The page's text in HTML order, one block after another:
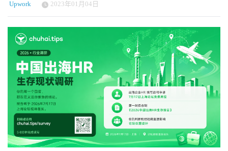
具转向生成式人工智能应用和服务，搜索活动发生了越来越多的转
二季度与 2023 年第一季度相比）： 人工智能内容创建 Gradio Azure
OpenAI 卷积神经网络 大型语言模型 (LLM) 生成式人工智能 人工智
能聊天机器人 中途岛 提示工程 PyTorch 尽管在不断增长的搜索列表
中仍然存在单一的生成式人工智能工具，但预计，随着企业从最初
将生成式人工智能理解为单一工具（如 ChatGPT 的同义词）到深入
理解生成式人工智能的无数用例和复杂性，以及实现技术优势所需
的人才和工作类型，向生成式人工智能应用和服务转变的趋势和转
变将持续下去。 具备生成式人工智能技能的独立人才不断增加 2023
年上半年，Upwork发现在平台上，拥有人工智能生成技能的独立人
才越来越多。仅去年一年，Upwork 上的独立人才就完成了 2 万多个
涉及人工智能工作的项目。 正如大趋势所显示的那样，在 2023 年第
一季度，人们对 ChatGPT 的兴趣呈指数级增长；然而，直到 2023
联系起来。通过这样的战略合作伙伴关系，我们的目标是使Upwork
成为人工智能相关人才和工作的卓越目的地。" "我们的目标是让我
们的模型对每个人都有用和有益，我们致力于帮助人们了解我们的
技术如何影响关键工作，"OpenAI 销售主管 Aliisa Rosenthal 说。"为
客户提供像Upwork这样值得信赖的高技能全球人才来源，有助于确
保人工智能模型得到负责任的部署和管理。" "从小型初创企业到一
些全球最大的企业，都在求助于独立专家来创建新的解决方案并拓
展业务，"参与 Upwork 上 OpenAI 专家项目的独立人工智能和机器
学习专家 Boris Spiegl 说。"在我的职业生涯中，我已经为项目创造
了数百万美元的价值，我非常期待与OpenAI客户合作，通过应用这
些令人兴奋的新技术来实现更高的投资回报率，从而迎接下一个巨
大的挑战。" Upwork最近宣布推出由OpenAI技术驱动的新测试版功
12月31日收盘，则跌去了近一半的市值，当然也有日元的因素。· 相
较2022年度最失意的莫过于自由职业者平台Upwork 和Fiverr ，相较
年初跌去了70%和75%。· 中国入榜的BOSS直聘 2022年度排名第八
位，是中国市值最高的人力资源上市公司文章最后我们附录了2021
年12月31日收盘的市值榜单，我们可以一起对照下。你对2023年有
什么期待？ HRTechChina权威发布最新版全球人力资源上市公司创新
品牌市值TOP20榜单，全球人力资源上市公司创新品牌Top20榜单是
HRTechChina在长期关注全球人力资源服务及科技发展过程中专门打
造创新榜单。全球人力资源上市公司创新品牌市值Top20榜单每月的
最后一个交易日（当地时间）收盘市值和股价为基准，同时以当天
汇率兑换美元市值排名，更多可以看榜单和后续解读。最新全球人
力资源上市公司创新品牌市值TOP20榜单（截止12月30日周五收
盘） 更多信息可以关注 HRTechChina.com 特别注意，因以美元为单
位，所以在汇率换算中会有一定的浮动，仅供参考。 2023年度
Upwork 2023年01月04日